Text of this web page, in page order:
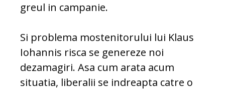
greul in campanie.
Si problema mostenitorului lui Klaus
Iohannis risca se genereze noi
dezamagiri. Asa cum arata acum
situatia, liberalii se indreapta catre o